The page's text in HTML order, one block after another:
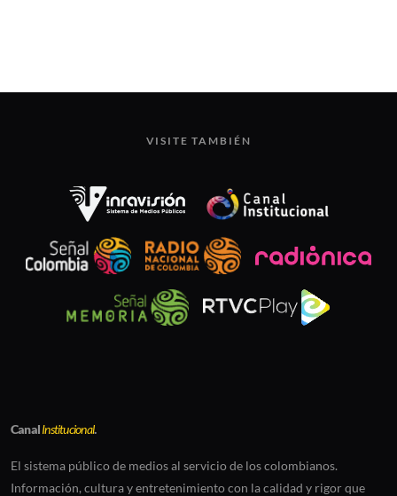
VISITE TAMBIÉN
CanalInstitucional.
El sistema público de medios al servicio de los colombianos.
Información, cultura y entretenimiento con la calidad y rigor que